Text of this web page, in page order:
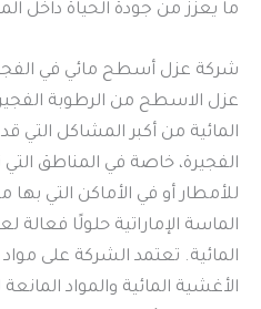
ما يعزز من جودة الحياة داخل
شركة عزل أسطح مائي في
عزل الاسطح من الرطوبة
المائية من أكبر المشاكل التي
الفجيرة، خاصة في المناطق
للأمطار أو في الأماكن التي
الماسة الإماراتية حلولًا
المائية. تعتمد الشركة على
الأغشية المائية والمواد